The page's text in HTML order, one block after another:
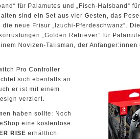
für Palamutes und „Fisch-Halsband“
sind ein Set aus vier Gesten­­, das
neue Frisur „Izuchi-Pferdeschwanz“.
„Golden Retriever“ für
Novizen-Talisman, der
Pro Controller
sich ebenfalls an
er ist mit einem
verziert.
haben sollte: Noch
eine kostenlose
RISE erhältlich.